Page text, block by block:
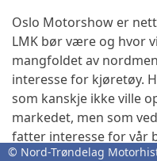
Oslo Motorshow er
LMK bør være og hvor
mangfoldet av
interesse for kjøretøy.
som kanskje ikke ville
markedet, men som
fatter interesse for vår
blir direkte medlem i
© Nord-Trøndelag